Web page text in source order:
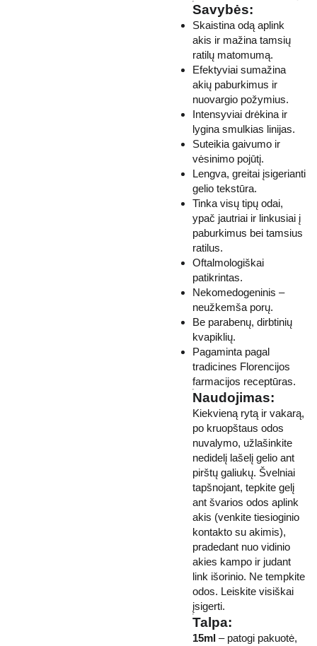
Savybės:
Skaistina odą aplink
akis ir mažina tamsių
ratilų matomumą.
Efektyviai sumažina
akių paburkimus ir
nuovargio požymius.
Intensyviai drėkina ir
lygina smulkias linijas.
Suteikia gaivumo ir
vėsinimo pojūtį.
Lengva, greitai įsigerianti
gelio tekstūra.
Tinka visų tipų odai,
ypač jautriai ir linkusiai į
paburkimus bei tamsius
ratilus.
Oftalmologiškai
patikrintas.
Nekomedogeninis –
neužkemša porų.
Be parabenų, dirbtinių
kvapiklių.
Pagaminta pagal
tradicines Florencijos
farmacijos receptūras.
Naudojimas:
Kiekvieną rytą ir vakarą,
po kruopštaus odos
nuvalymo, užlašinkite
nedidelį lašelį gelio ant
pirštų galiukų. Švelniai
tapšnojant, tepkite gelį
ant švarios odos aplink
akis (venkite tiesioginio
kontakto su akimis),
pradedant nuo vidinio
akies kampo ir judant
link išorinio. Ne tempkite
odos. Leiskite visiškai
įsigerti.
Talpa:
15ml – patogi pakuotė,